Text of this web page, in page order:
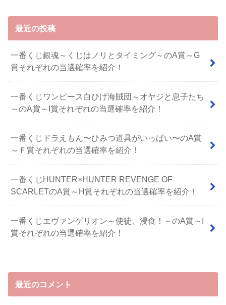
最近の投稿
一番くじ銀魂～くじはノリとタイミング～のA賞～G
賞それぞれの当選確率を紹介！
一番くじワンピース白ひげ海賊団～オヤジと息子たち
～のA賞～I賞それぞれの当選確率を紹介！
⼀番くじドラえもん〜ひみつ道具がいっぱい〜のA賞
～Ｆ賞それぞれの当選確率を紹介！
一番くじHUNTER×HUNTER REVENGE OF
SCARLETのA賞～H賞それぞれの当選確率を紹介！
一番くじエヴァンゲリオン～使徒、浸食！～のA賞～I
賞それぞれの当選確率を紹介！
最近のコメント